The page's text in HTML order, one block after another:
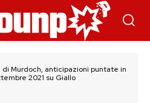
di Murdoch, anticipazioni puntate in
2021 su Giallo